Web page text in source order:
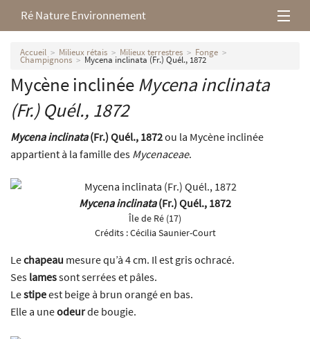
Ré Nature Environnement
L’association
Milieux rétais
Nos parutions
Accueil Milieux rétais Milieux terrestres Fonge
Champignons Mycena inclinata (Fr.) Quél., 1872
Mycène inclinée Mycena inclinata
(Fr.) Quél., 1872
Mycena inclinata(Fr.) Quél., 1872ou la Mycène inclinée
appartient à la famille des Mycenaceae.
Mycena inclinata(Fr.) Quél., 1872
Île de Ré (17)
Crédits :Cécilia Saunier-Court
Lechapeau mesure qu’à 4 cm. Il est gris ochracé.
Ses lamessont serrées et pâles.
Lestipeest beige à brun orangé en bas.
Elle a uneodeurde bougie.